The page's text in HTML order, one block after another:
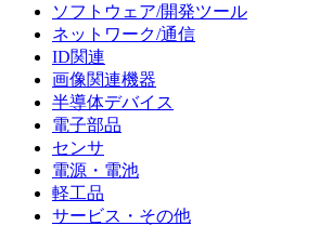
ソフトウェア/開発ツール
ネットワーク/通信
ID関連
画像関連機器
半導体デバイス
電子部品
センサ
電源・電池
軽工品
サービス・その他